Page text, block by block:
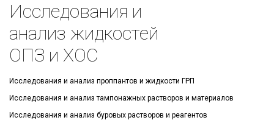
Исследования и
анализ жидкостей
ОПЗ и ХОС
Исследования и анализ проппантов и жидкости ГРП
Исследования и анализ тампонажных растворов и материалов
Исследования и анализ буровых растворов и реагентов